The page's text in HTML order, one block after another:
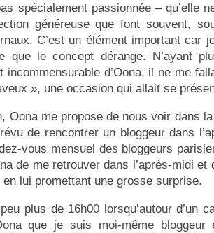
spécialement passionnée – qu’elle
généreuse que font souvent,
C’est un élément important car
que le concept dérange. N’ayant
incommensurable d’Oona, il ne me
», une occasion qui allait se
Oona me propose de nous voir dans
de rencontrer un bloggeur dans
vous mensuel des bloggeurs
de me retrouver dans l’après-midi
en lui promettant une grosse surprise.
plus de 16h00 lorsqu’autour d’un
que je suis moi-même